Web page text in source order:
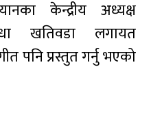
केन्द्रीय अध्यक्ष
खतिवडा लगायत
पनि प्रस्तुत गर्नु भएको